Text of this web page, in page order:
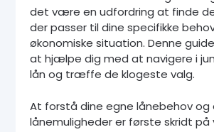
det være en udfordring at finde
der passer til dine specifikke
økonomiske situation. Denne
at hjælpe dig med at navigere i
lån og træffe de klogeste valg.
At forstå dine egne lånebehov og
lånemuligheder er første skridt